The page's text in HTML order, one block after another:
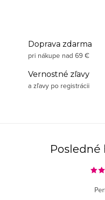
Doprava zdarma
pri nákupe nad 69 €
Vernostné zľavy
a zľavy po registrácii